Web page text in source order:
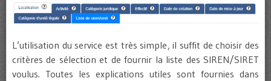
L’utilisation du service est très simple, il suffit de choisir des
critères de sélection et de fournir la liste des SIREN/SIRET
voulus. Toutes les explications utiles sont fournies dans